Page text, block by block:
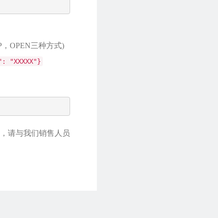
OPEN三种方式)
"XXXXX"}
请与我们销售人员